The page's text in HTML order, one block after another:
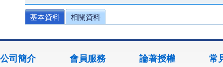
基本資料 相關資料
公司簡介 會員服務 論著授權 常